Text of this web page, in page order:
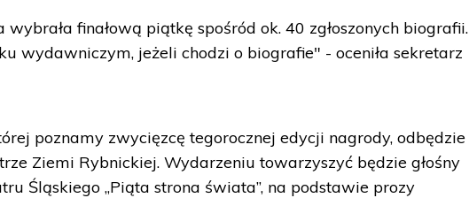
finałową piątkę spośród ok. 40 zgłoszonych biografii.
wydawniczym, jeżeli chodzi o biografie" - oceniła sekretarz
poznamy zwycięzcę tegorocznej edycji nagrody, odbędzie
Ziemi Rybnickiej. Wydarzeniu towarzyszyć będzie głośny
Śląskiego „Piąta strona świata”, na podstawie prozy